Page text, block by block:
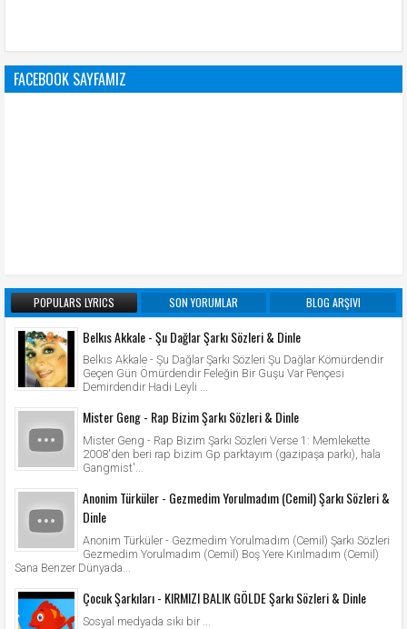
FACEBOOK SAYFAMIZ
POPULARS LYRICS SON YORUMLAR BLOG ARŞIVI
Belkıs Akkale - Şu Dağlar Şarkı Sözleri & Dinle
Belkıs Akkale - Şu Dağlar Şarkı Sözleri Şu Dağlar Kömürdendir
Geçen Gün Ömürdendir Feleğin Bir Guşu Var Pençesi
Demirdendir Hadi Leyli ...
Mister Geng - Rap Bizim Şarkı Sözleri & Dinle
Mister Geng - Rap Bizim Şarkı Sözleri Verse 1: Memlekette
2008'den beri rap bizim Gp parktayım (gazipaşa parkı), hala
Gangmist'...
Anonim Türküler - Gezmedim Yorulmadım (Cemil) Şarkı Sözleri &
Dinle
Anonim Türküler - Gezmedim Yorulmadım (Cemil) Şarkı Sözleri
Gezmedim Yorulmadım (Cemil) Boş Yere Kırılmadım (Cemil)
Sana Benzer Dünyada...
Çocuk Şarkıları - KIRMIZI BALIK GÖLDE Şarkı Sözleri & Dinle
Sosyal medyada sıkı bir ...